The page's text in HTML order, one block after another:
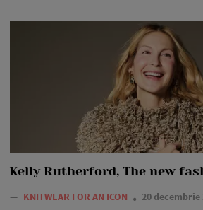
Kelly Rutherford, The new
— KNITWEAR FOR AN ICON 20 decembrie